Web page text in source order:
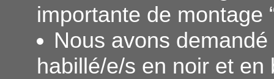
importante de montage
Nous avons
habillé/e/s en noir et en